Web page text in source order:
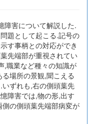
障害について解説した.
題として起こる.記号の
す事柄との対応ができ
先端部が重視されてい
,職業など種々の知識が
場所の景観,聞こえる
ずれも,右の側頭葉先
障害では,物の形,出す
の側頭葉先端部病変が